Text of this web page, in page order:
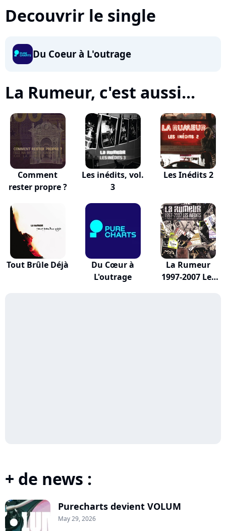
Decouvrir le single
Du Coeur à L'outrage
La Rumeur, c'est aussi...
Comment
rester propre ?
Les inédits, vol.
3
Les Inédits 2
Tout Brûle Déjà
Du Cœur à
L'outrage
La Rumeur
1997-2007 Les
+ de news :
Purecharts devient VOLUM
May 29, 2026